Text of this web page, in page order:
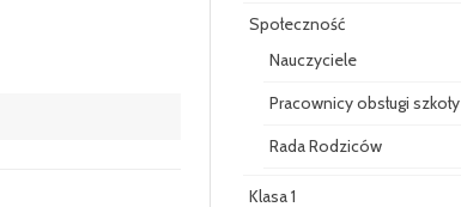
Społeczność
Nauczyciele
Pracownicy obsługi szkoły
Rada Rodziców
Klasa 1